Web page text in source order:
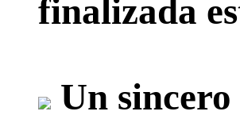
finalizada
Un